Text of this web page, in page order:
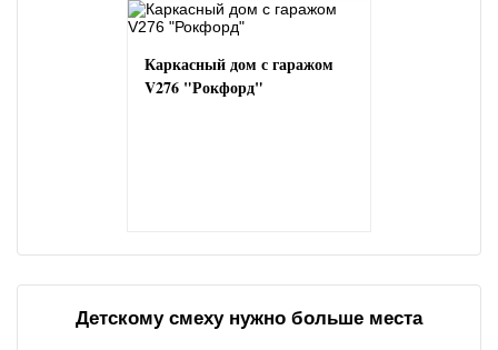
Каркасный дом с гаражом
V276 "Рокфорд"
Детскому смеху нужно больше места